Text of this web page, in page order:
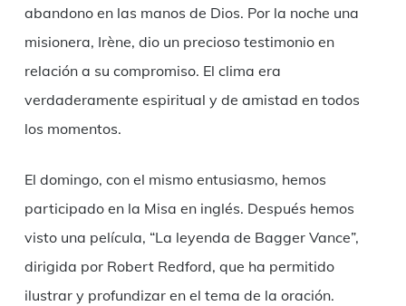
abandono en las manos de Dios. Por la noche una
misionera, Irène, dio un precioso testimonio en
relación a su compromiso. El clima era
verdaderamente espiritual y de amistad en todos
los momentos.
El domingo, con el mismo entusiasmo, hemos
participado en la Misa en inglés. Después hemos
visto una película, “La leyenda de Bagger Vance”,
dirigida por Robert Redford, que ha permitido
ilustrar y profundizar en el tema de la oración.